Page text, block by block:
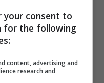
che
your consent to
for the following
content, advertising and
research and